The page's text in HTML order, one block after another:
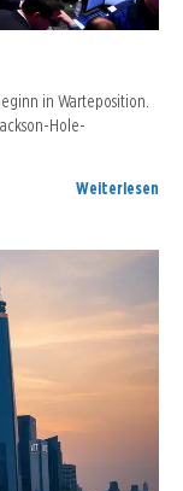
in Warteposition.
Hole-
Weiterlesen